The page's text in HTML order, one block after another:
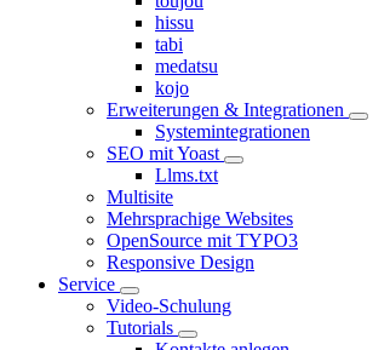
hissu
tabi
medatsu
kojo
Erweiterungen & Integrationen
Systemintegrationen
SEO mit Yoast
Llms.txt
Multisite
Mehrsprachige Websites
OpenSource mit TYPO3
Responsive Design
Service
Video-Schulung
Tutorials